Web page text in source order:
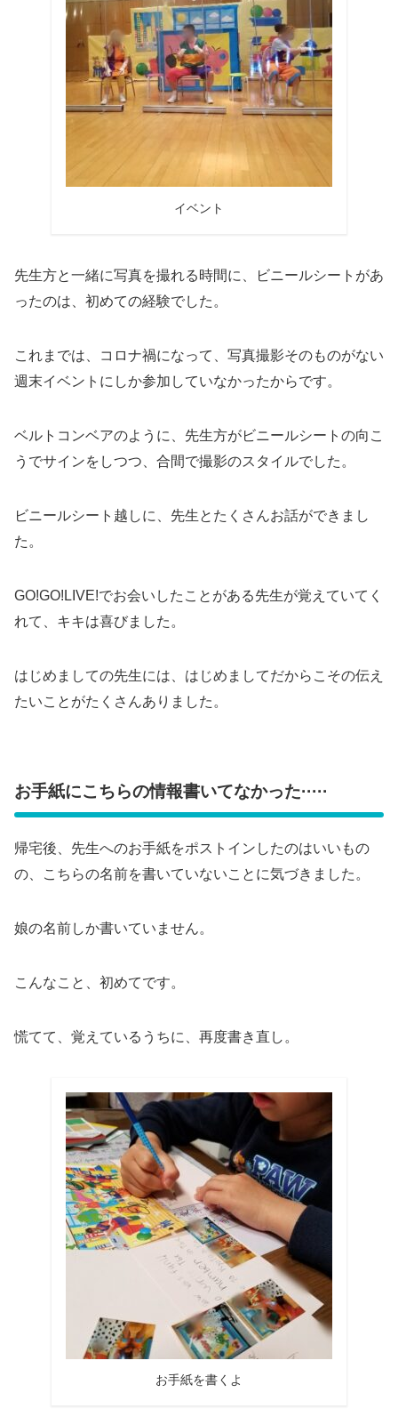
イベント
先生方と一緒に写真を撮れる時間に、ビニールシートがあ
ったのは、初めての経験でした。
これまでは、コロナ禍になって、写真撮影そのものがない
週末イベントにしか参加していなかったからです。
ベルトコンベアのように、先生方がビニールシートの向こ
うでサインをしつつ、合間で撮影のスタイルでした。
ビニールシート越しに、先生とたくさんお話ができまし
た。
GO!GO!LIVE!でお会いしたことがある先生が覚えていてく
れて、キキは喜びました。
はじめましての先生には、はじめましてだからこその伝え
たいことがたくさんありました。
お手紙にこちらの情報書いてなかった·····
帰宅後、先生へのお手紙をポストインしたのはいいもの
の、こちらの名前を書いていないことに気づきました。
娘の名前しか書いていません。
こんなこと、初めてです。
慌てて、覚えているうちに、再度書き直し。
お手紙を書くよ